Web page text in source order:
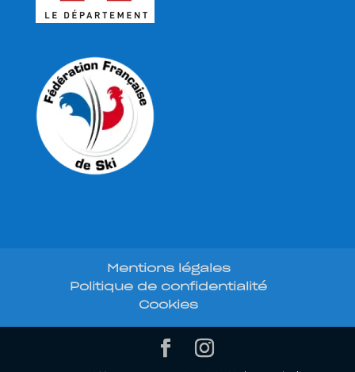
Mentions légales
Politique de confidentialité
Cookies